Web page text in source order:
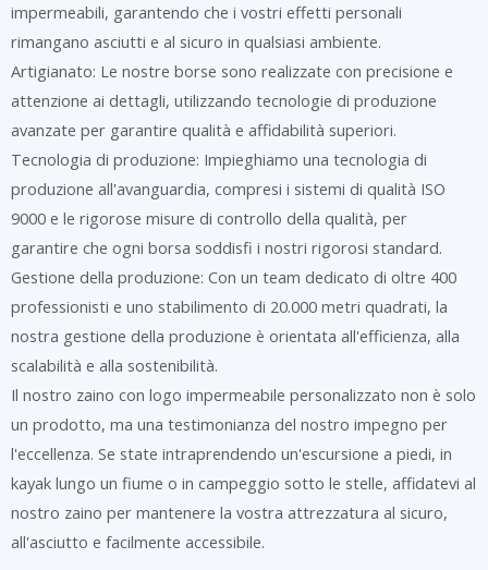
impermeabili, garantendo che i vostri effetti personali
rimangano asciutti e al sicuro in qualsiasi ambiente.
Artigianato: Le nostre borse sono realizzate con precisione e
attenzione ai dettagli, utilizzando tecnologie di produzione
avanzate per garantire qualità e affidabilità superiori.
Tecnologia di produzione: Impieghiamo una tecnologia di
produzione all'avanguardia, compresi i sistemi di qualità ISO
9000 e le rigorose misure di controllo della qualità, per
garantire che ogni borsa soddisfi i nostri rigorosi standard.
Gestione della produzione: Con un team dedicato di oltre 400
professionisti e uno stabilimento di 20.000 metri quadrati, la
nostra gestione della produzione è orientata all'efficienza, alla
scalabilità e alla sostenibilità.
Il nostro zaino con logo impermeabile personalizzato non è solo
un prodotto, ma una testimonianza del nostro impegno per
l'eccellenza. Se state intraprendendo un'escursione a piedi, in
kayak lungo un fiume o in campeggio sotto le stelle, affidatevi al
nostro zaino per mantenere la vostra attrezzatura al sicuro,
all'asciutto e facilmente accessibile.